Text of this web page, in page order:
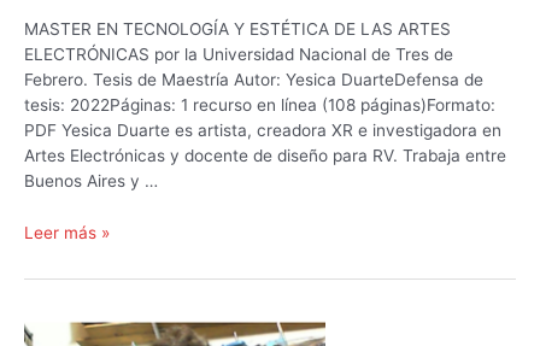
MASTER EN TECNOLOGÍA Y ESTÉTICA DE LAS ARTES
ELECTRÓNICAS por la Universidad Nacional de Tres de
Febrero. Tesis de Maestría Autor: Yesica DuarteDefensa de
tesis: 2022Páginas: 1 recurso en línea (108 páginas)Formato:
PDF Yesica Duarte es artista, creadora XR e investigadora en
Artes Electrónicas y docente de diseño para RV. Trabaja entre
Buenos Aires y …
Pellizcar
despertar.
respiración
Leer más »